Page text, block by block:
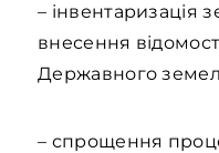
– інвентаризація
внесення
Державного
– спрощення